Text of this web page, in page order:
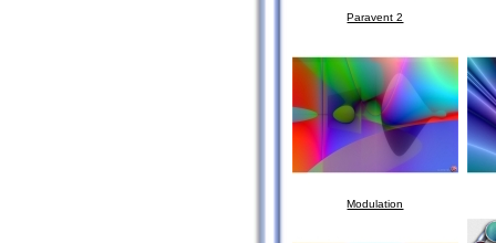
Paravent 2
Modulation